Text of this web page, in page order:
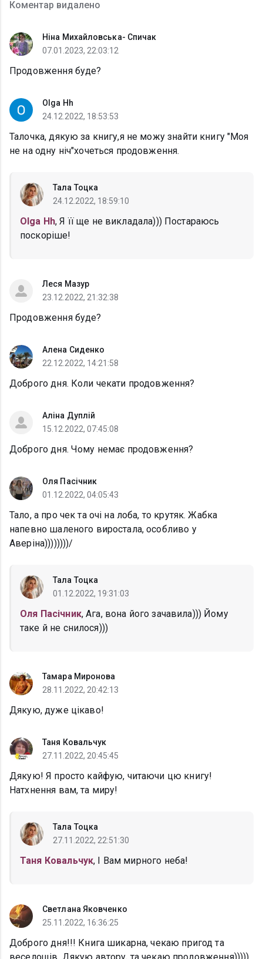
Коментар видалено
Ніна Михайловська- Спичак
07.01.2023, 22:03:12
Продовження буде?
Olga Hh
24.12.2022, 18:53:53
Талочка, дякую за книгу,я не можу знайти книгу "Моя
не на одну ніч"хочеться продовження.
Тала Тоцка
24.12.2022, 18:59:10
Olga Hh, Я її ще не викладала))) Постараюсь
поскоріше!
Леся Мазур
23.12.2022, 21:32:38
Продовження буде?
Алена Сиденко
22.12.2022, 14:21:58
Доброго дня. Коли чекати продовження?
Аліна Дуплій
15.12.2022, 07:45:08
Доброго дня. Чому немає продовження?
Оля Пасічник
01.12.2022, 04:05:43
Тало, а про чек та очі на лоба, то крутяк. Жабка
напевно шаленого виростала, особливо у
Аверіна))))))))/
Тала Тоцка
01.12.2022, 19:31:03
Оля Пасічник, Ага, вона його зачавила))) Йому
таке й не снилося)))
Тамара Миронова
28.11.2022, 20:42:13
Дякую, дуже цікаво!
Таня Ковальчук
27.11.2022, 20:45:45
Дякую! Я просто кайфую, читаючи цю книгу!
Натхнення вам, та миру!
Тала Тоцка
27.11.2022, 22:51:30
Таня Ковальчук, І Вам мирного неба!
Светлана Яковченко
25.11.2022, 16:36:25
Доброго дня!!! Книга шикарна, чекаю пригод та